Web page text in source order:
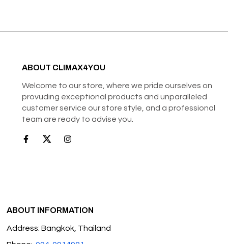
ABOUT CLIMAX4YOU
Welcome to our store, where we pride ourselves on
provuding exceptional products and unparalleled
customer service our store style, and a professional
team are ready to advise you.
ABOUT INFORMATION
Address: Bangkok, Thailand